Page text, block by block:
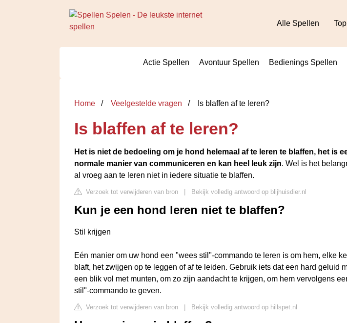
Alle Spellen
Actie Spellen Avontuur Spellen Bedienings Spellen
Home Veelgestelde vragen Is blaffen af te leren?
Is blaffen af te leren?
Het is niet de bedoeling om je hond helemaal af te leren te blaffen, het is
normale manier van communiceren en kan heel leuk zijn. Wel is het
al vroeg aan te leren niet in iedere situatie te blaffen.
Verzoek tot verwijderen van bron Bekijk volledig antwoord op blijhuisdier.nl
Kun je een hond leren niet te blaffen?
Stil krijgen
Eén manier om uw hond een "wees stil"-commando te leren is om hem, elke
blaft, het zwijgen op te leggen of af te leiden. Gebruik iets dat een hard geluid
een blik vol met munten, om zo zijn aandacht te krijgen, om hem vervolgens
stil"-commando te geven.
Verzoek tot verwijderen van bron Bekijk volledig antwoord op hillspet.nl